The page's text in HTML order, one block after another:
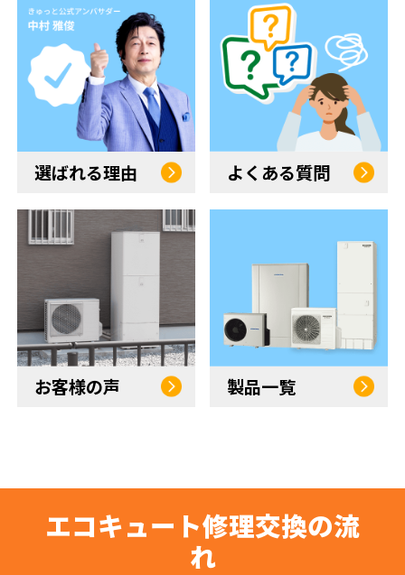
選ばれる理由 よくある質問
お客様の声 製品一覧
エコキュート修理交換の流
れ